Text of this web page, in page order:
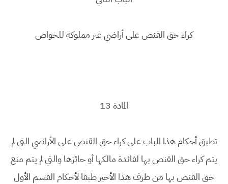
كراء حق القنص على أراضي غير مملوكة للخواص
المادة 13
تطبق أحكام هذا الباب على كراء حق القنص على الأراضي التي لم
يتم كراء حق القنص بها لفائدة مالكها أو حائزها والتي لم يتم منع
حق القنص بها من طرف هذا الأخير طبقا لأحكام القسم الأول